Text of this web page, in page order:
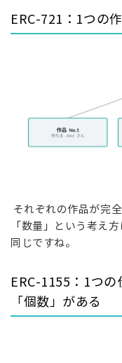
ERC-721：1つの
それぞれの作品が完
「数量」という考え
同じですね。
ERC-1155：1つ
「個数」がある